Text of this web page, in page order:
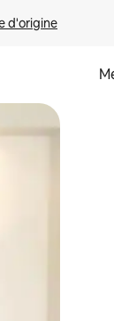
d'origine